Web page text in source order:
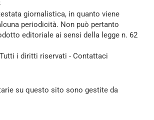
giornalistica, in quanto viene
periodicità. Non può pertanto
editoriale ai sensi della legge n. 62
i diritti riservati - Contattaci
su questo sito sono gestite da